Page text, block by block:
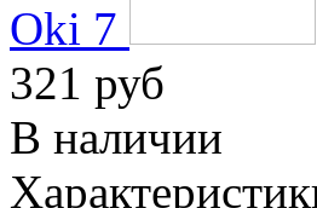
Oki 7
321 руб
В наличии